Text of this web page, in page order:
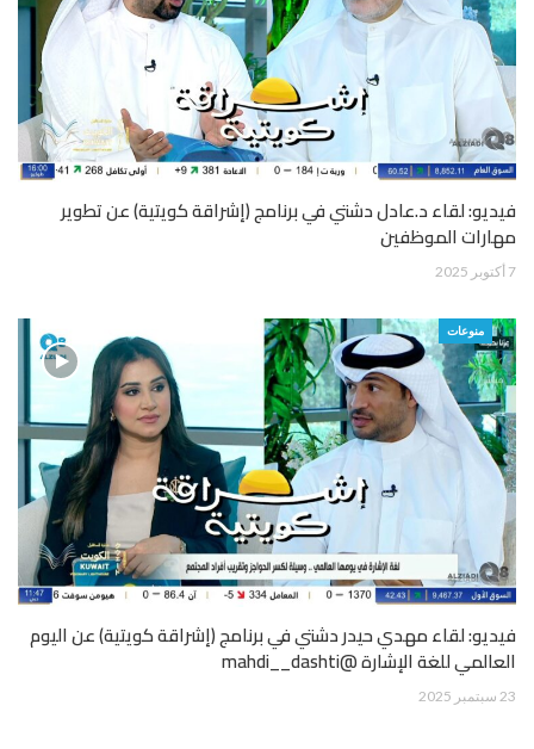
فيديو: لقاء د.عادل دشتي في برنامج (إشراقة كويتية) عن تطوير
مهارات الموظفين
7 أكتوبر 2025
منوعات
فيديو: لقاء مهدي حيدر دشتي في برنامج (إشراقة كويتية) عن اليوم
العالمي للغة الإشارة @mahdi__dashti
23 سبتمبر 2025